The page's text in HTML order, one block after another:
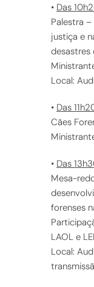
• Das
Palestra
justiça e
desastres
Local:
• Das
Cães
• Das
Mesa-
forenses
LAOL e
Local: